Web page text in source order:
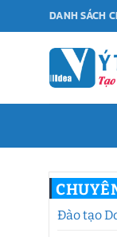
qua
DANH SÁCH
Đào tạo